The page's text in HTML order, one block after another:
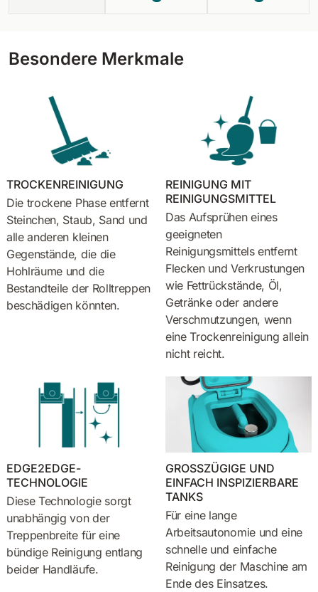
Besondere Merkmale
TROCKENREINIGUNG
Die trockene Phase entfernt
Steinchen, Staub, Sand und
alle anderen kleinen
Gegenstände, die die
Hohlräume und die
Bestandteile der Rolltreppen
beschädigen könnten.
REINIGUNG MIT
REINIGUNGSMITTEL
Das Aufsprühen eines
geeigneten
Reinigungsmittels entfernt
Flecken und Verkrustungen
wie Fettrückstände, Öl,
Getränke oder andere
Verschmutzungen, wenn
eine Trockenreinigung allein
nicht reicht.
EDGE2EDGE-
TECHNOLOGIE
Diese Technologie sorgt
unabhängig von der
Treppenbreite für eine
bündige Reinigung entlang
beider Handläufe.
GROSSZÜGIGE UND
EINFACH INSPIZIERBARE
TANKS
Für eine lange
Arbeitsautonomie und eine
schnelle und einfache
Reinigung der Maschine am
Ende des Einsatzes.